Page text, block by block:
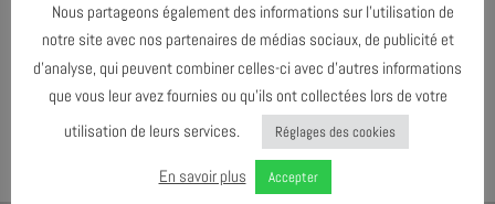
AGENDA AU FORMATI
TÉLÉCHARGER LE PROGRAMME
Nous partageons également des informations sur l’utilisation de
notre site avec nos partenaires de médias sociaux, de publicité et
d’analyse, qui peuvent combiner celles-ci avec d’autres informations
que vous leur avez fournies ou qu’ils ont collectées lors de votre
utilisation de leurs services.
Réglages des cookies
En savoir plus Accepter